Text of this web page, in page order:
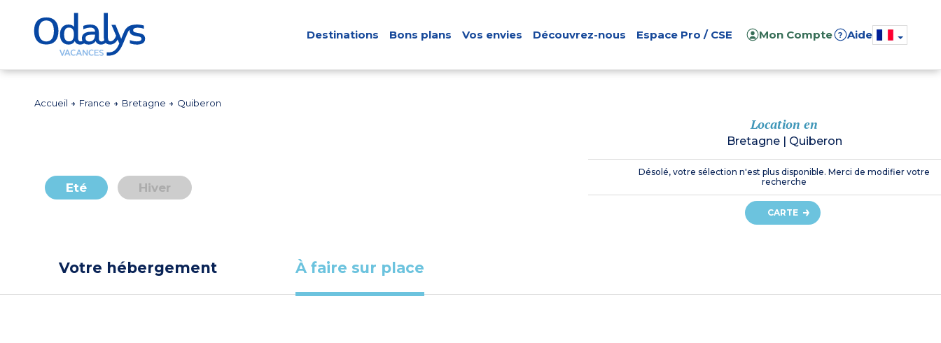
Destinations Bons plans Vos envies Découvrez-nous Espace Pro / CSE Mon Compte ? Aide
Accueil France Bretagne Quiberon
Eté Hiver
Location en
Bretagne| Quiberon
Désolé, votre sélection n'est plus disponible. Merci de modifier votre
recherche
CARTE
Votre hébergement À faire sur place